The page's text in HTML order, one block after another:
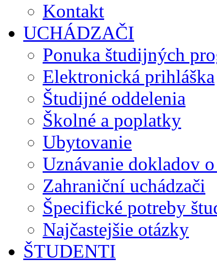
Kontakt
UCHÁDZAČI
Ponuka študijných
Elektronická prihláška
Študijné oddelenia
Školné a poplatky
Ubytovanie
Uznávanie dokladov
Zahraniční uchádzači
Špecifické potreby
Najčastejšie otázky
ŠTUDENTI